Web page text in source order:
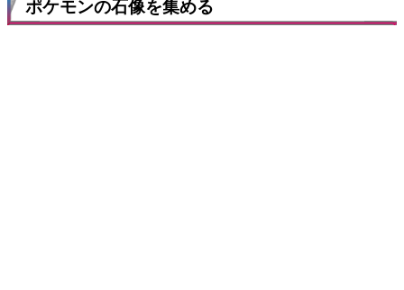
ポケモンの石像を集める